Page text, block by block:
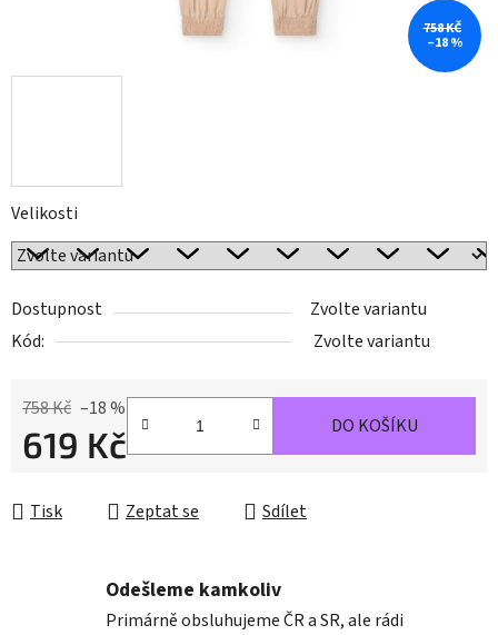
Velikosti
Dostupnost
Zvolte variantu
Kód:
Zvolte variantu
758 Kč –18 %
619 Kč DO KOŠÍKU
Tisk Zeptat se Sdílet
758 KČ
–18 %
Odešleme kamkoliv
Primárně obsluhujeme ČR a SR, ale rádi